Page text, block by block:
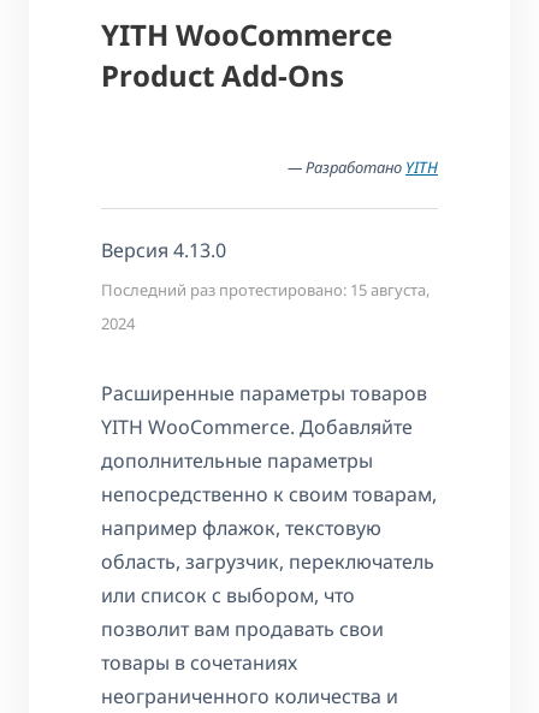
YITH WooCommerce
Product Add-Ons
— Разработано YITH
Версия 4.13.0
Последний раз протестировано: 15 августа,
2024
Расширенные параметры товаров
YITH WooCommerce. Добавляйте
дополнительные параметры
непосредственно к своим товарам,
например флажок, текстовую
область, загрузчик, переключатель
или список с выбором, что
позволит вам продавать свои
товары в сочетаниях
неограниченного количества и